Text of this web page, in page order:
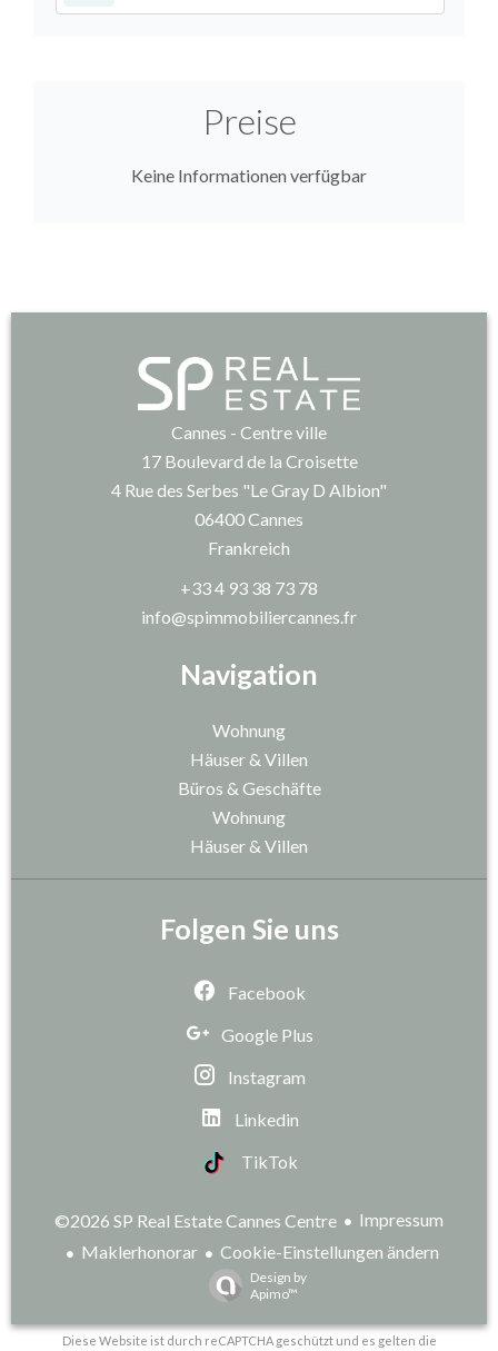
Preise
Keine Informationen verfügbar
Navigation
Wohnung
Häuser & Villen
Büros & Geschäfte
Wohnung
Häuser & Villen
Cannes - Centre ville
17 Boulevard de la Croisette
4 Rue des Serbes "Le Gray D Albion"
06400Cannes
Frankreich
+33 4 93 38 73 78
info@spimmobiliercannes.fr
Folgen Sie uns
Facebook
Google Plus
Instagram
Linkedin
TikTok
©2026 SP Real Estate Cannes Centre
Impressum
Maklerhonorar
Cookie-Einstellungen ändern
Design by
Apimo™
Diese Website ist durch reCAPTCHA geschützt und es gelten die